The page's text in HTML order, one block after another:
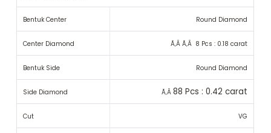
Bentuk Center Round Diamond
Center Diamond Ã‚Â Ã‚Â 8 Pcs : 0.18 carat
Bentuk Side Round Diamond
Side Diamond Ã‚Â88 Pcs : 0.42 carat
Cut VG